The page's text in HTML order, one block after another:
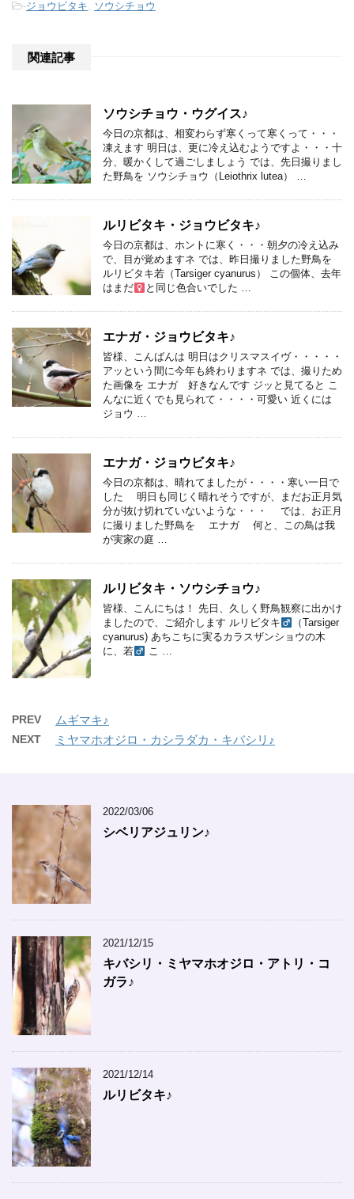
-ジョウビタキ, ソウシチョウ
関連記事
ソウシチョウ・ウグイス♪
今日の京都は、相変わらず寒くって寒くって・・・
凍えます 明日は、更に冷え込むようですよ・・・十
分、暖かくして過ごしましょう では、先日撮りまし
た野鳥を ソウシチョウ（Leiothrix lutea） …
ルリビタキ・ジョウビタキ♪
今日の京都は、ホントに寒く・・・朝夕の冷え込み
で、目が覚めますネ では、昨日撮りました野鳥を
ルリビタキ若（Tarsiger cyanurus） この個体、去年
はまだ
と同じ色合いでした …
エナガ・ジョウビタキ♪
皆様、こんばんは 明日はクリスマスイヴ・・・・・
アッという間に今年も終わりますネ では、撮りため
た画像を エナガ 好きなんです ジッと見てると こ
んなに近くでも見られて・・・・可愛い 近くには
ジョウ …
エナガ・ジョウビタキ♪
今日の京都は、晴れてましたが・・・・寒い一日で
した 明日も同じく晴れそうですが、まだお正月気
分が抜け切れていないような・・・ では、お正月
に撮りました野鳥を エナガ 何と、この鳥は我
が実家の庭 …
ルリビタキ・ソウシチョウ♪
皆様、こんにちは！ 先日、久しく野鳥観察に出かけ
ましたので、ご紹介します ルリビタキ
（Tarsiger
cyanurus) あちこちに実るカラスザンショウの木
に、若
こ …
PREV ムギマキ♪
NEXT ミヤマホオジロ・カシラダカ・キバシリ♪
2022/03/06
シベリアジュリン♪
2021/12/15
キバシリ・ミヤマホオジロ・アトリ・コ
ガラ♪
2021/12/14
ルリビタキ♪